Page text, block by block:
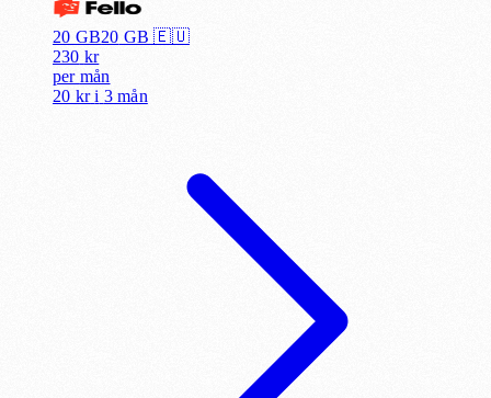
20 GB20 GB 🇪🇺
230 kr
per mån
20 kr i 3 mån